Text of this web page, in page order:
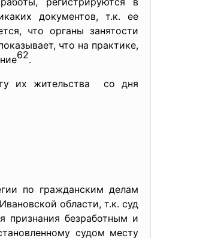
документов, т.к. ее
что органы занятости
что на практике,
62.
их жительства со дня
по гражданским делам
области, т.к. суд
признания безработным и
судом месту